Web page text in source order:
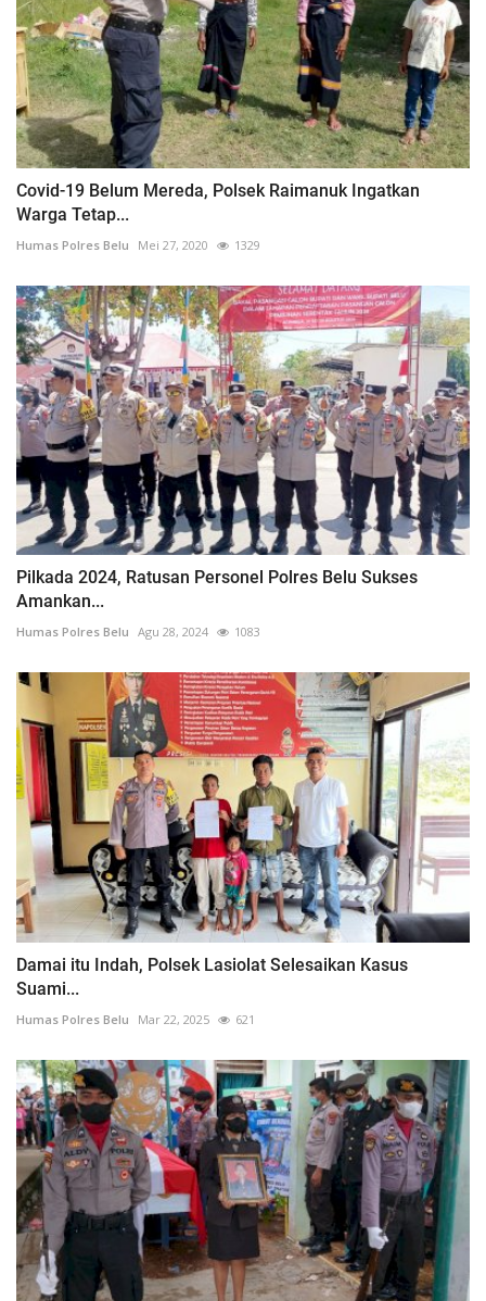
Covid-19 Belum Mereda, Polsek Raimanuk Ingatkan
Warga Tetap...
Humas Polres Belu Mei 27, 2020 1329
Pilkada 2024, Ratusan Personel Polres Belu Sukses
Amankan...
Humas Polres Belu Agu 28, 2024 1083
Damai itu Indah, Polsek Lasiolat Selesaikan Kasus
Suami...
Humas Polres Belu Mar 22, 2025 621